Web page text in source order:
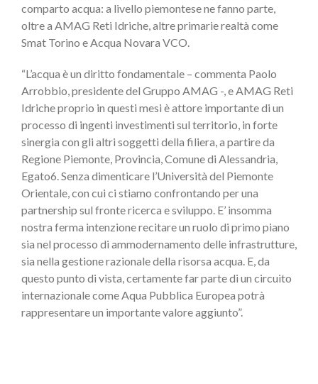
comparto acqua: a livello piemontese ne fanno parte,
oltre a AMAG Reti Idriche, altre primarie realtà come
Smat Torino e Acqua Novara VCO.
“L’acqua è un diritto fondamentale – commenta Paolo
Arrobbio, presidente del Gruppo AMAG -, e AMAG Reti
Idriche proprio in questi mesi è attore importante di un
processo di ingenti investimenti sul territorio, in forte
sinergia con gli altri soggetti della filiera, a partire da
Regione Piemonte, Provincia, Comune di Alessandria,
Egato6. Senza dimenticare l’Università del Piemonte
Orientale, con cui ci stiamo confrontando per una
partnership sul fronte ricerca e sviluppo. E’ insomma
nostra ferma intenzione recitare un ruolo di primo piano
sia nel processo di ammodernamento delle infrastrutture,
sia nella gestione razionale della risorsa acqua. E, da
questo punto di vista, certamente far parte di un circuito
internazionale come Aqua Pubblica Europea potrà
rappresentare un importante valore aggiunto”.